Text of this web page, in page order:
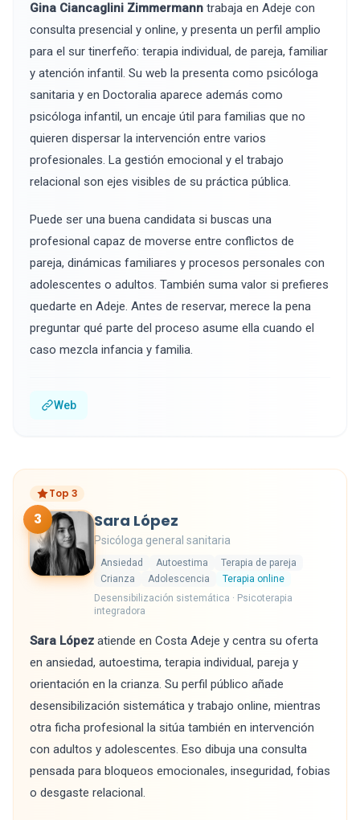
Gina Ciancaglini Zimmermann trabaja en Adeje con
consulta presencial y online, y presenta un perfil amplio
para el sur tinerfeño: terapia individual, de pareja, familiar
y atención infantil. Su web la presenta como psicóloga
sanitaria y en Doctoralia aparece además como
psicóloga infantil, un encaje útil para familias que no
quieren dispersar la intervención entre varios
profesionales. La gestión emocional y el trabajo
relacional son ejes visibles de su práctica pública.
Puede ser una buena candidata si buscas una
profesional capaz de moverse entre conflictos de
pareja, dinámicas familiares y procesos personales con
adolescentes o adultos. También suma valor si prefieres
quedarte en Adeje. Antes de reservar, merece la pena
preguntar qué parte del proceso asume ella cuando el
caso mezcla infancia y familia.
Web
Top 3
3 Sara López
Psicóloga general sanitaria
Ansiedad Autoestima
Terapia de pareja
Crianza
Adolescencia
Terapia online
Desensibilización sistemática · Psicoterapia
integradora
Sara López atiende en Costa Adeje y centra su oferta
en ansiedad, autoestima, terapia individual, pareja y
orientación en la crianza. Su perfil público añade
desensibilización sistemática y trabajo online, mientras
otra ficha profesional la sitúa también en intervención
con adultos y adolescentes. Eso dibuja una consulta
pensada para bloqueos emocionales, inseguridad, fobias
o desgaste relacional.